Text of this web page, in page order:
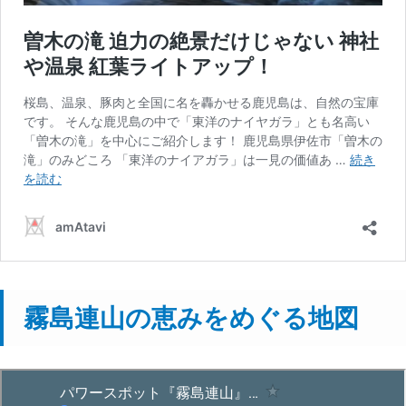
霧島連山の恵みをめぐる地図